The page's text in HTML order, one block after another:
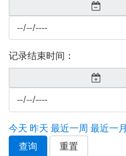
记录结束时间：
今天 昨天 最近一周 最近一月
查询
重置